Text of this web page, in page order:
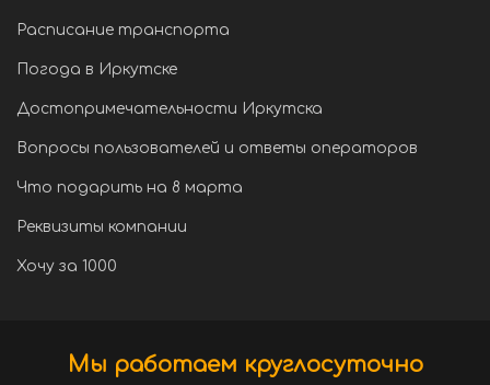
Расписание транспорта
Погода в Иркутске
Достопримечательности Иркутска
Вопросы пользователей и ответы операторов
Что подарить на 8 марта
Реквизиты компании
Хочу за 1000
Мы работаем круглосуточно